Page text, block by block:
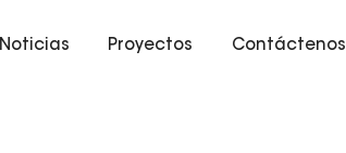
Noticias Proyectos Contáctenos